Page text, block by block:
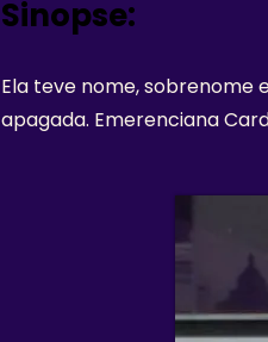
Sinopse:
Ela teve nome, sobrenome
apagada. Emerenciana